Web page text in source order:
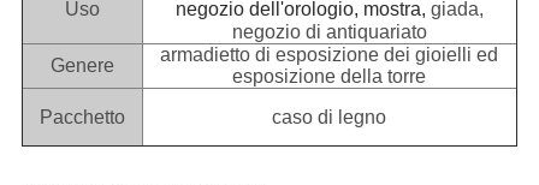
Uso
negozio dell'orologio, mostra, giada,
negozio di antiquariato
Genere
armadietto di esposizione dei gioielli ed
esposizione della torre
Pacchetto
caso di legno